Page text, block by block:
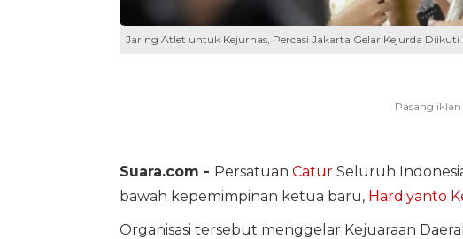
Jaring Atlet untuk Kejurnas, Percasi Jakarta Gelar Kejurda
Suara.com - Persatuan CaturSeluruh
bawah kepemimpinan ketua baru, Hardiyanto
Organisasi tersebut menggelar Kejuaraan